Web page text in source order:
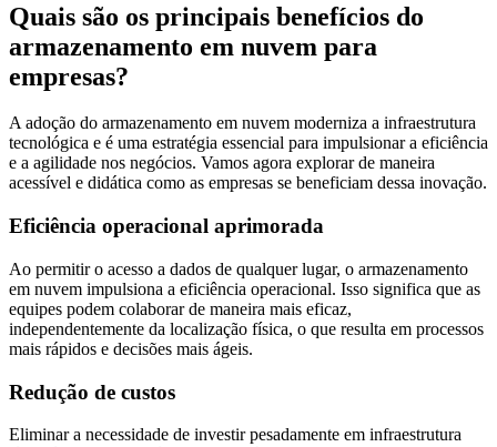
Quais são os principais benefícios do
armazenamento em nuvem para
empresas?
A adoção do armazenamento em nuvem moderniza a infraestrutura
tecnológica e é uma estratégia essencial para impulsionar a eficiência
e a agilidade nos negócios. Vamos agora explorar de maneira
acessível e didática como as empresas se beneficiam dessa inovação.
Eficiência operacional aprimorada
Ao permitir o acesso a dados de qualquer lugar, o armazenamento
em nuvem impulsiona a eficiência operacional. Isso significa que as
equipes podem colaborar de maneira mais eficaz,
independentemente da localização física, o que resulta em processos
mais rápidos e decisões mais ágeis.
Redução de custos
Eliminar a necessidade de investir pesadamente em infraestrutura